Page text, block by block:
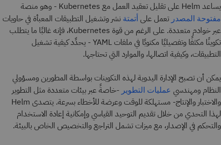
يساعد Helm على تقليل تعقيد العمل مع Kubernetes - وهو منصة
مفتوحة المصدر تعمل على أتمتة نشر وتشغيل التطبيقات المعبأة في حاويات
عبر خوادم متعددة. على الرغم من قوة Kubernetes، فإنه غالبًا ما يتطلب
تكوينًا مكثفًا وتفصيليًا مكتوبًا في ملفات YAML - يحدِّد كيفية تشغيل
التطبيقات، وكيفية اتصالها، والموارد التي تحتاجها.
يمكن أن تصبح الإدارة اليدوية لهذه التكوينات بواسطة المطورين ومسؤولي
النظام ومهندسي عمليات التطوير -خاصةً عبر بيئات متعددة مثل التطوير
والاختبار والإنتاج- مستهلكة للوقت وعرضة للأخطاء بسرعة. يتصدى Helm
لهذا التحدي من خلال تقديم التوحيد القياسي وإمكانية إعادة الاستخدام
والتحكم في الإصدار، مع ميزات تشمل التراجع والتخصيص الخاص بالبيئة.